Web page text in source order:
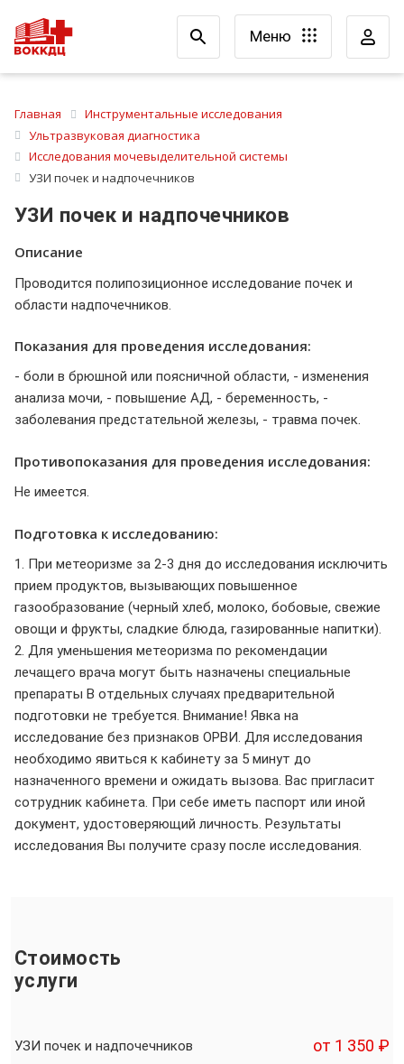
Меню
Главная
Инструментальные исследования
Ультразвуковая диагностика
Исследования мочевыделительной системы
УЗИ почек и надпочечников
УЗИ почек и надпочечников
Описание
Проводится полипозиционное исследование почек и
области надпочечников.
Показания для проведения исследования:
- боли в брюшной или поясничной области, - изменения
анализа мочи, - повышение АД, - беременность, -
заболевания предстательной железы, - травма почек.
Противопоказания для проведения исследования:
Не имеется.
Подготовка к исследованию:
1. При метеоризме за 2-3 дня до исследования исключить
прием продуктов, вызывающих повышенное
газообразование (черный хлеб, молоко, бобовые, свежие
овощи и фрукты, сладкие блюда, газированные напитки).
2. Для уменьшения метеоризма по рекомендации
лечащего врача могут быть назначены специальные
препараты В отдельных случаях предварительной
подготовки не требуется. Внимание! Явка на
исследование без признаков ОРВИ. Для исследования
необходимо явиться к кабинету за 5 минут до
назначенного времени и ожидать вызова. Вас пригласит
сотрудник кабинета. При себе иметь паспорт или иной
документ, удостоверяющий личность. Результаты
исследования Вы получите сразу после исследования.
Стоимость
услуги
УЗИ почек и надпочечников от 1 350 ₽